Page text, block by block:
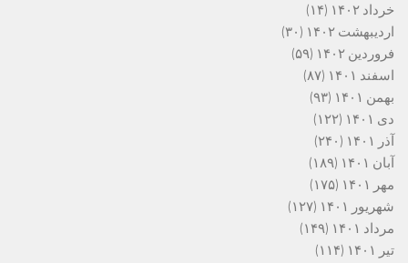
خرداد ۱۴۰۲
(۱۴)
اردیبهشت ۱۴۰۲
(۳۰)
فروردین ۱۴۰۲
(۵۹)
اسفند ۱۴۰۱
(۸۷)
بهمن ۱۴۰۱
(۹۳)
دی ۱۴۰۱
(۱۲۲)
آذر ۱۴۰۱
(۲۴۰)
آبان ۱۴۰۱
(۱۸۹)
مهر ۱۴۰۱
(۱۷۵)
شهریور ۱۴۰۱
(۱۲۷)
مرداد ۱۴۰۱
(۱۴۹)
تیر ۱۴۰۱
(۱۱۴)